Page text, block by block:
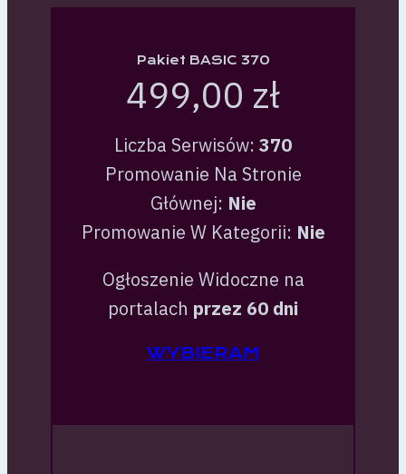
Pakiet BASIC 370
499,00 zł
Liczba Serwisów: 370
Promowanie Na Stronie
Głównej: Nie
Promowanie W Kategorii: Nie
Ogłoszenie Widoczne na
portalach przez 60 dni
WYBIERAM